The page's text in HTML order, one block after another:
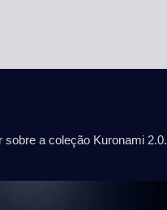
a coleção Kuronami 2.0.